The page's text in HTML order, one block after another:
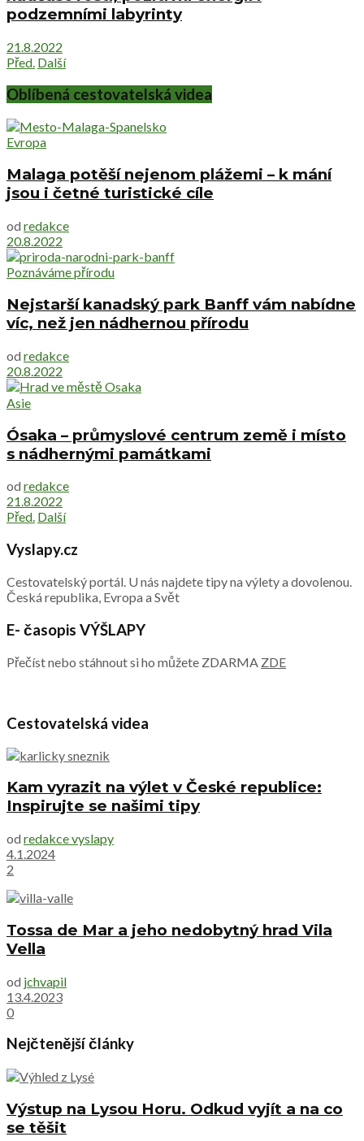
podzemními labyrinty
21.8.2022
Před. Další
Oblíbená cestovatelská videa
Evropa
Malaga potěší nejenom plážemi – k mání
jsou i četné turistické cíle
od redakce
20.8.2022
Poznáváme přírodu
Nejstarší kanadský park Banff vám nabídne
víc, než jen nádhernou přírodu
od redakce
20.8.2022
Asie
Ósaka – průmyslové centrum země i místo
s nádhernými památkami
od redakce
21.8.2022
Před. Další
Vyslapy.cz
Cestovatelský portál. U nás najdete tipy na výlety a dovolenou.
Česká republika, Evropa a Svět
E- časopis VÝŠLAPY
Přečíst nebo stáhnout si ho můžete ZDARMA ZDE
Cestovatelská videa
Kam vyrazit na výlet v České republice:
Inspirujte se našimi tipy
od redakce vyslapy
4.1.2024
2
Tossa de Mar a jeho nedobytný hrad Vila
Vella
od jchvapil
13.4.2023
0
Nejčtenější články
Výstup na Lysou Horu. Odkud vyjít a na co
se těšit